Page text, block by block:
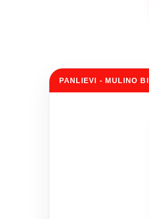
PANLIEVI - MULINO